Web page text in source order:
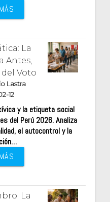
La
Antes,
Voto
Lastra
12
y la etiqueta social
del Perú 2026. Analiza
el autocontrol y la
La